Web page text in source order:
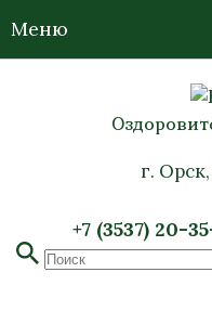
г.
+7 (3537) 20-
Меню